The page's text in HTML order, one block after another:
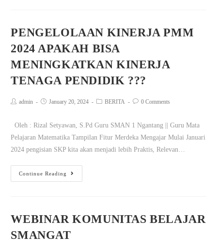
PENGELOLAAN KINERJA PMM
2024 APAKAH BISA
MENINGKATKAN KINERJA
TENAGA PENDIDIK ???
admin January 20, 2024 BERITA 0 Comments
Oleh : Rizal Setyawan, S.Pd Guru SMAN 1 Ngantang || Guru Mata
Pelajaran Matematika Tampilan Fitur Merdeka Mengajar Mulai Januari
2024 pengisian SKP kita akan menjadi lebih Praktis, Relevan…
Continue Reading
WEBINAR KOMUNITAS BELAJAR
SMANGAT